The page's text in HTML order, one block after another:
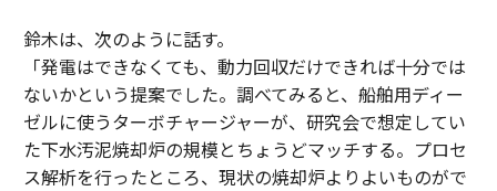
鈴木は、次のように話す。
「発電はできなくても、動力回収だけできれば十分では
ないかという提案でした。調べてみると、船舶用ディー
ゼルに使うターボチャージャーが、研究会で想定してい
た下水汚泥焼却炉の規模とちょうどマッチする。プロセ
ス解析を行ったところ、現状の焼却炉よりよいものがで